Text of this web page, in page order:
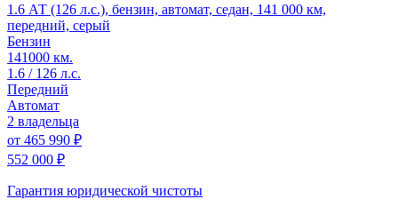
1.6 АТ (126 л.с.), бензин, автомат, седан, 141 000 км,
передний, серый
Бензин
141000 км.
1.6 / 126 л.с.
Передний
Автомат
2 владельца
от 465 990 ₽
552 000 ₽
Гарантия юридической чистоты